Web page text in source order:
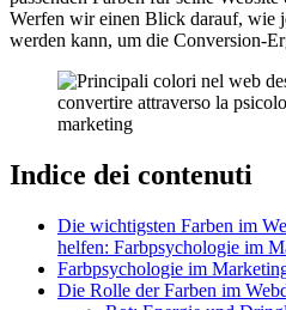
Werfen wir einen Blick darauf, wie
werden kann, um die Conversion-
Indice dei contenuti
Die wichtigsten Farben im
helfen: Farbpsychologie im
Farbpsychologie im
Die Rolle der Farben im